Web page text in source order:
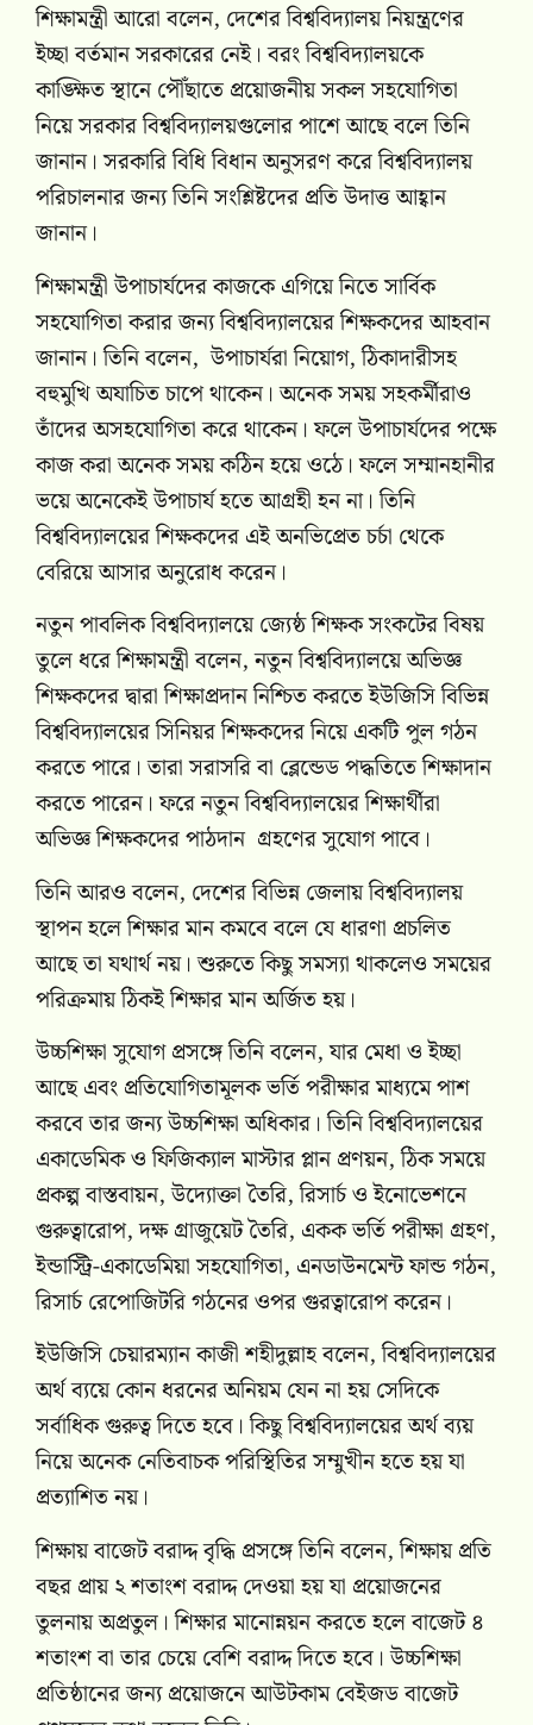
শিক্ষামন্ত্রী আরো বলেন, দেশের বিশ্ববিদ্যালয় নিয়ন্ত্রণের
ইচ্ছা বর্তমান সরকারের নেই। বরং বিশ্ববিদ্যালয়কে
কাঙ্ক্ষিত স্থানে পৌঁছাতে প্রয়োজনীয় সকল সহযোগিতা
নিয়ে সরকার বিশ্ববিদ্যালয়গুলোর পাশে আছে বলে তিনি
জানান। সরকারি বিধি বিধান অনুসরণ করে বিশ্ববিদ্যালয়
পরিচালনার জন্য তিনি সংশ্লিষ্টদের প্রতি উদাত্ত আহ্বান
জানান।
শিক্ষামন্ত্রী উপাচার্যদের কাজকে এগিয়ে নিতে সার্বিক
সহযোগিতা করার জন্য বিশ্ববিদ্যালয়ের শিক্ষকদের আহবান
জানান। তিনি বলেন, উপাচার্যরা নিয়োগ, ঠিকাদারীসহ
বহুমুখি অযাচিত চাপে থাকেন। অনেক সময় সহকর্মীরাও
তাঁদের অসহযোগিতা করে থাকেন। ফলে উপাচার্যদের পক্ষে
কাজ করা অনেক সময় কঠিন হয়ে ওঠে। ফলে সম্মানহানীর
ভয়ে অনেকেই উপাচার্য হতে আগ্রহী হন না। তিনি
বিশ্ববিদ্যালয়ের শিক্ষকদের এই অনভিপ্রেত চর্চা থেকে
বেরিয়ে আসার অনুরোধ করেন।
নতুন পাবলিক বিশ্ববিদ্যালয়ে জ্যেষ্ঠ শিক্ষক সংকটের বিষয়
তুলে ধরে শিক্ষামন্ত্রী বলেন, নতুন বিশ্ববিদ্যালয়ে অভিজ্ঞ
শিক্ষকদের দ্বারা শিক্ষাপ্রদান নিশ্চিত করতে ইউজিসি বিভিন্ন
বিশ্ববিদ্যালয়ের সিনিয়র শিক্ষকদের নিয়ে একটি পুল গঠন
করতে পারে। তারা সরাসরি বা ব্লেন্ডেড পদ্ধতিতে শিক্ষাদান
করতে পারেন। ফরে নতুন বিশ্ববিদ্যালয়ের শিক্ষার্থীরা
অভিজ্ঞ শিক্ষকদের পাঠদান গ্রহণের সুযোগ পাবে।
তিনি আরও বলেন, দেশের বিভিন্ন জেলায় বিশ্ববিদ্যালয়
স্থাপন হলে শিক্ষার মান কমবে বলে যে ধারণা প্রচলিত
আছে তা যথার্থ নয়। শুরুতে কিছু সমস্যা থাকলেও সময়ের
পরিক্রমায় ঠিকই শিক্ষার মান অর্জিত হয়।
উচ্চশিক্ষা সুযোগ প্রসঙ্গে তিনি বলেন, যার মেধা ও ইচ্ছা
আছে এবং প্রতিযোগিতামূলক ভর্তি পরীক্ষার মাধ্যমে পাশ
করবে তার জন্য উচ্চশিক্ষা অধিকার। তিনি বিশ্ববিদ্যালয়ের
একাডেমিক ও ফিজিক্যাল মাস্টার প্লান প্রণয়ন, ঠিক সময়ে
প্রকল্প বাস্তবায়ন, উদ্যোক্তা তৈরি, রিসার্চ ও ইনোভেশনে
গুরুত্বারোপ, দক্ষ গ্রাজুয়েট তৈরি, একক ভর্তি পরীক্ষা গ্রহণ,
ইন্ডাস্ট্রি-একাডেমিয়া সহযোগিতা, এনডাউনমেন্ট ফান্ড গঠন,
রিসার্চ রেপোজিটরি গঠনের ওপর গুরত্বারোপ করেন।
ইউজিসি চেয়ারম্যান কাজী শহীদুল্লাহ বলেন, বিশ্ববিদ্যালয়ের
অর্থ ব্যয়ে কোন ধরনের অনিয়ম যেন না হয় সেদিকে
সর্বাধিক গুরুত্ব দিতে হবে। কিছু বিশ্ববিদ্যালয়ের অর্থ ব্যয়
নিয়ে অনেক নেতিবাচক পরিস্থিতির সম্মুখীন হতে হয় যা
প্রত্যাশিত নয়।
শিক্ষায় বাজেট বরাদ্দ বৃদ্ধি প্রসঙ্গে তিনি বলেন, শিক্ষায় প্রতি
বছর প্রায় ২ শতাংশ বরাদ্দ দেওয়া হয় যা প্রয়োজনের
তুলনায় অপ্রতুল। শিক্ষার মানোন্নয়ন করতে হলে বাজেট ৪
শতাংশ বা তার চেয়ে বেশি বরাদ্দ দিতে হবে। উচ্চশিক্ষা
প্রতিষ্ঠানের জন্য প্রয়োজনে আউটকাম বেইজড বাজেট